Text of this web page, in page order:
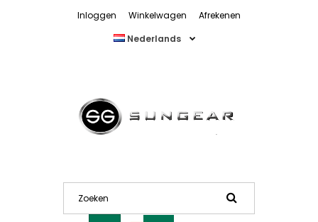
Inloggen Winkelwagen
Afrekenen
Nederlands